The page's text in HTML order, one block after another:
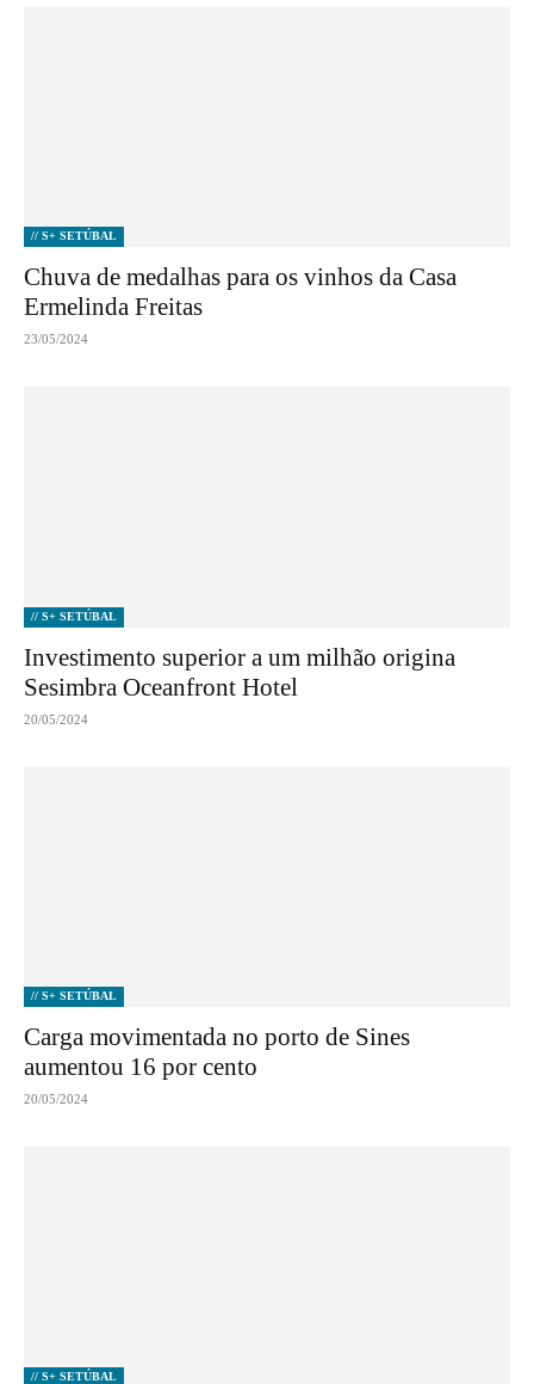
// S+ SETÚBAL
Chuva de medalhas para os vinhos da Casa
Ermelinda Freitas
23/05/2024
// S+ SETÚBAL
Investimento superior a um milhão origina
Sesimbra Oceanfront Hotel
20/05/2024
// S+ SETÚBAL
Carga movimentada no porto de Sines
aumentou 16 por cento
20/05/2024
// S+ SETÚBAL